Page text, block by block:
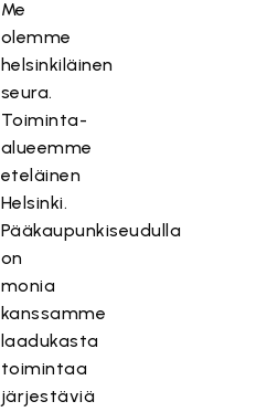
Me
olemme
helsinkiläinen
seura.
Toiminta-
alueemme
eteläinen
Helsinki.
Pääkaupunkiseudulla
on
monia
kanssamme
laadukasta
toimintaa
järjestäviä